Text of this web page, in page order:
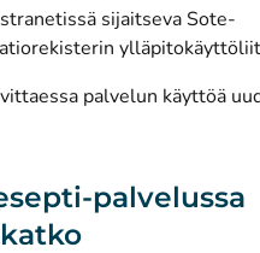
sijaitseva Sote-
palvelun käyttöä
palvelussa